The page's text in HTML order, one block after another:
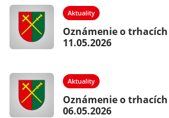
Aktuality
Oznámenie o
11.05.2026
Aktuality
Oznámenie o
06.05.2026